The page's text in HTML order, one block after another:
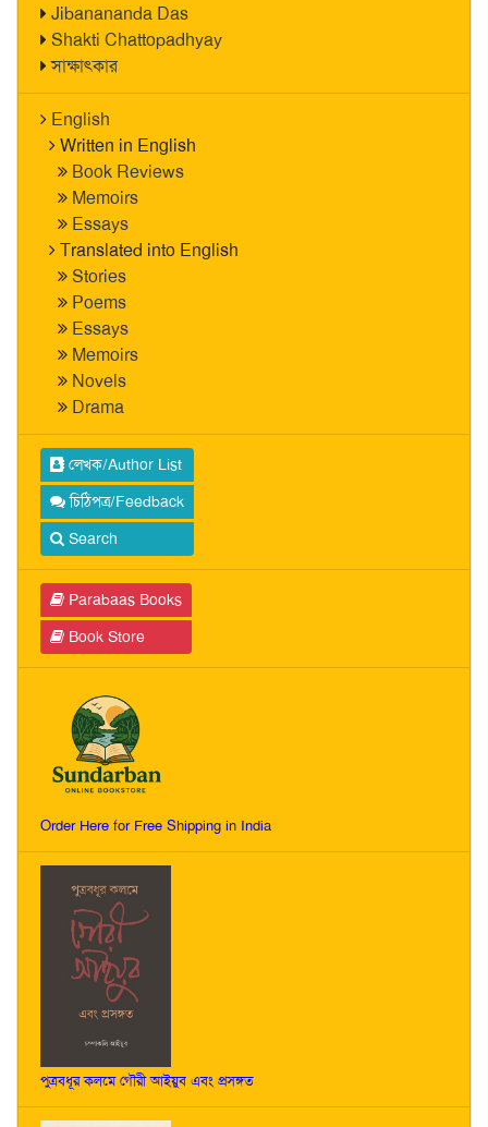
Jibanananda Das
Shakti Chattopadhyay
সাক্ষাৎকার
English
Written in English
Book Reviews
Memoirs
Essays
Translated into English
Stories
Poems
Essays
Memoirs
Novels
Drama
লেখক/Author List
চিঠিপত্র/Feedback
Search
Parabaas Books
Book Store
Order Here for Free Shipping in India
পুত্রবধূর কলমে গৌরী আইয়ুব এবং প্রসঙ্গত